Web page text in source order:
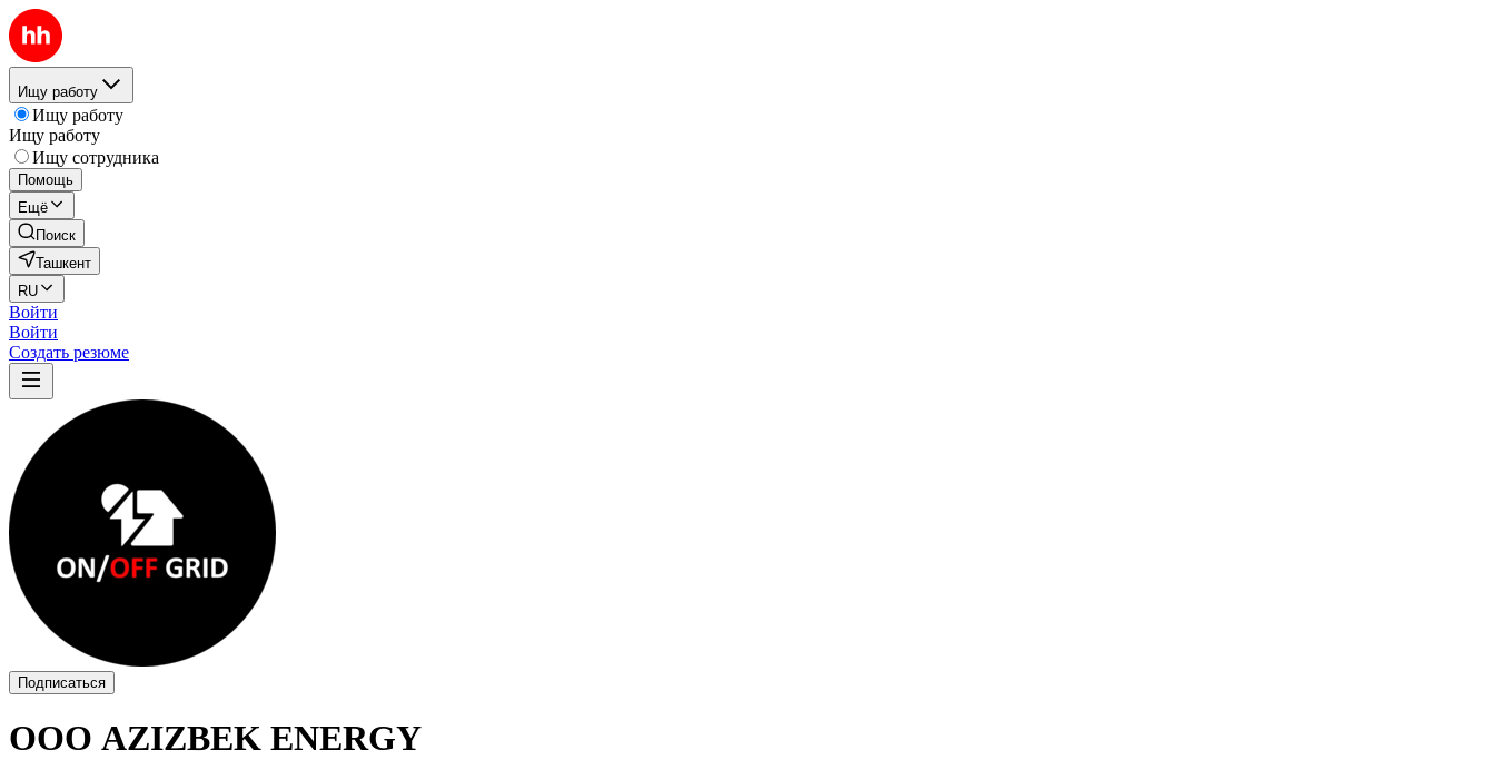
Ищу работу
Ищу работу
Ищу работу
Ищу сотрудника
Помощь
Ещё
Поиск
Ташкент
RU
Войти
Войти
Создать резюме
Подписаться
ООО AZIZBEK ENERGY